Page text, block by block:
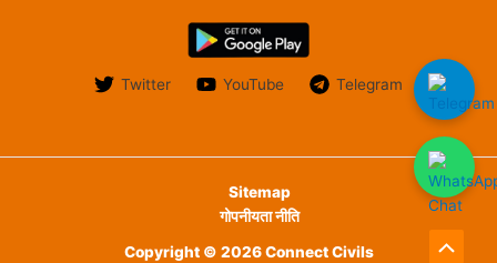
Twitter YouTube Telegram
Sitemap
गोपनीयता नीति
Copyright © 2026 Connect Civils